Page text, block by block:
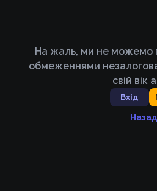
На жаль, ми не можемо
обмеженнями
свій вік
Вхід